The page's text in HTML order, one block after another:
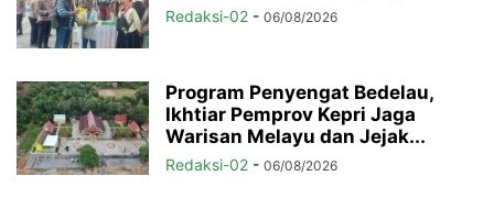
Redaksi-02 - 06/08/2026
Program Penyengat Bedelau,
Ikhtiar Pemprov Kepri Jaga
Warisan Melayu dan Jejak...
Redaksi-02 - 06/08/2026